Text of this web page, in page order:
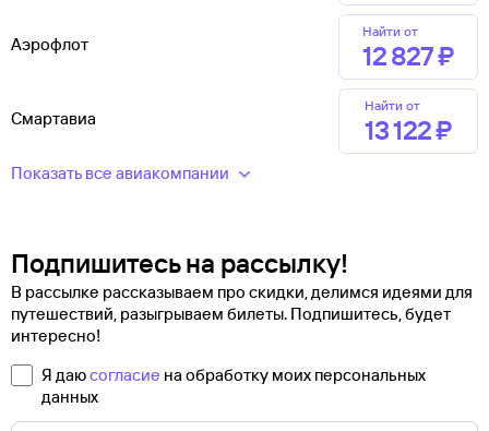
Аэрофлот
Найти от
12 ⁠827 ⁠₽
Смартавиа
Найти от
13 ⁠122 ⁠₽
Показать все авиакомпании
Подпишитесь на рассылку!
В рассылке рассказываем про скидки, делимся идеями для
путешествий, разыгрываем билеты. Подпишитесь, будет
интересно!
Я даюсогласие на обработку моих персональных
данных